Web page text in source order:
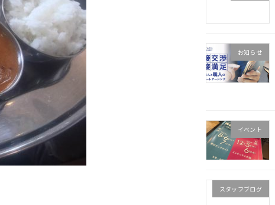
お知らせ
イベント
スタッフブログ